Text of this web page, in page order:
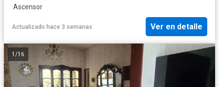
·Ascensor
Actualizado hace 3 semanas Ver en detalle
1 /16